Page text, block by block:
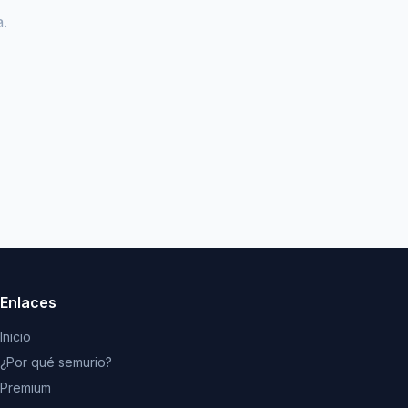
Enlaces
Inicio
¿Por qué semurio?
Premium